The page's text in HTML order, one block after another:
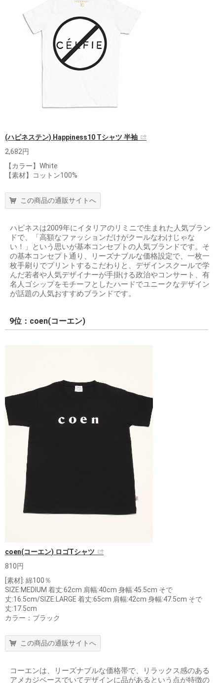
(ハピネステン) Happiness10 Tシャツ 半袖
2,682円
【カラー】White
【素材】コットン100%
この商品の通販サイトへ
ハピネスは2009年にイタリアのリミニで生まれた人気ブラン
ドで、「高額なファッションだけがクールなわけじゃな
い！」という思いが基本コンセプトの人気ブランドです。そ
の基本コンセプト通り、リーズナブルな価格設定で、一枚一
枚手刷りでプリントするこだわりと、デザインスクールで学
んだ若者や人気デザイナーが手掛ける政治やコンサート、有
名人ゴシップをモチーフとしたハードでユニークなデザイン
が話題の人気おすすめブランドです。
9位：coen(コーエン)
coen(コーエン) ロゴTシャツ
810円
[素材]: 綿100％
SIZE:MEDIUM 着丈:62cm 肩幅:40cm 身幅:45.5cm そで
丈:16.5cm/SIZE:LARGE 着丈:65cm 肩幅:42cm 身幅:47.5cm そで
丈:17.5cm
カラー：ブラック
この商品の通販サイトへ
コーエンは、リーズナブルな価格帯で、リラックス感のある
アメカジベースでいてデザインに品があるという点が特徴の